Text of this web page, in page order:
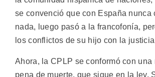
se convenció que con España nunca
nada, luego pasó a la francofonía,
los conflictos de su hijo con la justicia
Ahora, la CPLP se conformó con una
pena de muerte, que sigue en la ley.